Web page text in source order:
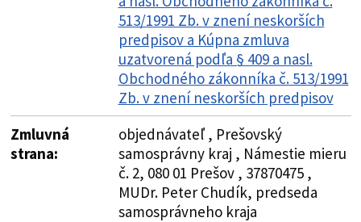
513/1991 Zb. v znení neskorších
predpisov a Kúpna zmluva
uzatvorená podľa § 409 a nasl.
Obchodného zákonníka č. 513/1991
Zb. v znení neskorších predpisov
Zmluvná
strana:
objednávateľ , Prešovský
samosprávny kraj , Námestie mieru
č. 2, 080 01 Prešov , 37870475 ,
MUDr. Peter Chudík, predseda
samosprávneho kraja